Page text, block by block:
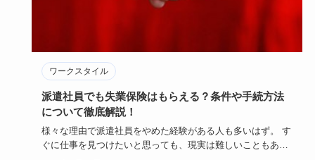
ワークスタイル
派遣社員でも失業保険はもらえる？条件や手続方法
について徹底解説！
様々な理由で派遣社員をやめた経験がある人も多いはず。 す
ぐに仕事を見つけたいと思っても、現実は難しいこともあり